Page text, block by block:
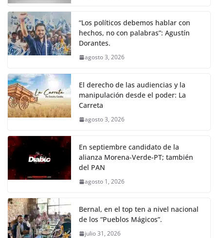
“Los políticos debemos hablar con
hechos, no con palabras”: Agustín
Dorantes.
agosto 3, 2026
El derecho de las audiencias y la
manipulación desde el poder: La
Carreta
agosto 3, 2026
En septiembre candidato de la
alianza Morena-Verde-PT; también
del PAN
agosto 1, 2026
Bernal, en el top ten a nivel nacional
de los “Pueblos Mágicos”.
julio 31, 2026